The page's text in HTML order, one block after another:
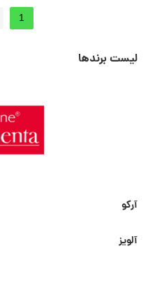
1
لیست برندها
آرکو
آلویز